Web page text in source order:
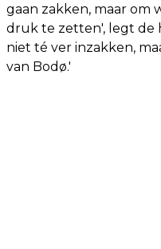
gaan zakken, maar om
druk te zetten', legt de
niet té ver inzakken,
van Bodø.'